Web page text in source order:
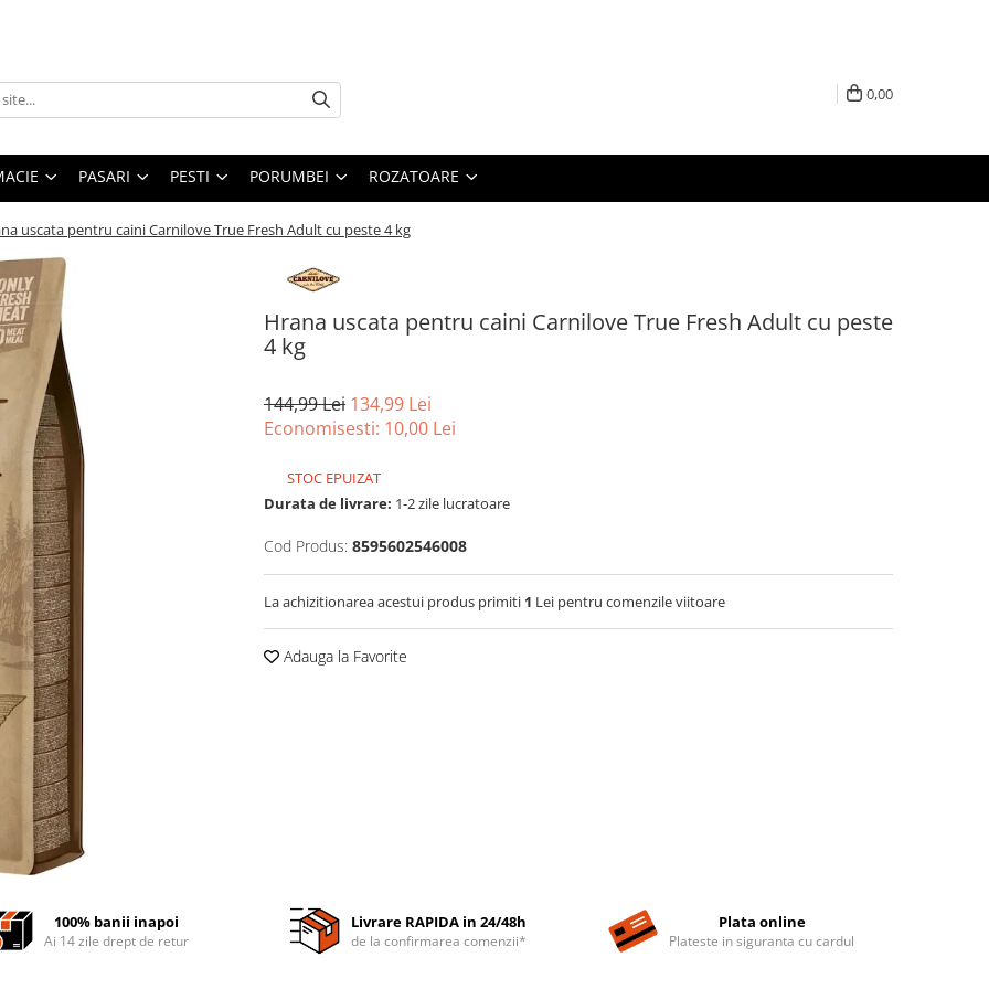
0,00
PASARI PESTI PORUMBEI ROZATOARE
uscata pentru caini Carnilove True Fresh Adult cu peste 4 kg
Hrana uscata pentru caini Carnilove True Fresh Adult cu peste
4 kg
144,99 Lei 134,99 Lei
Economisesti: 10,00 Lei
STOC EPUIZAT
Durata de livrare: 1-2 zile lucratoare
Cod Produs: 8595602546008
La achizitionarea acestui produs primiti 1 Lei pentru comenzile viitoare
Adauga la Favorite
100% banii inapoi
Ai 14 zile drept de retur
Livrare RAPIDA in 24/48h
de la confirmarea comenzii*
Plata online
Plateste in siguranta cu cardul